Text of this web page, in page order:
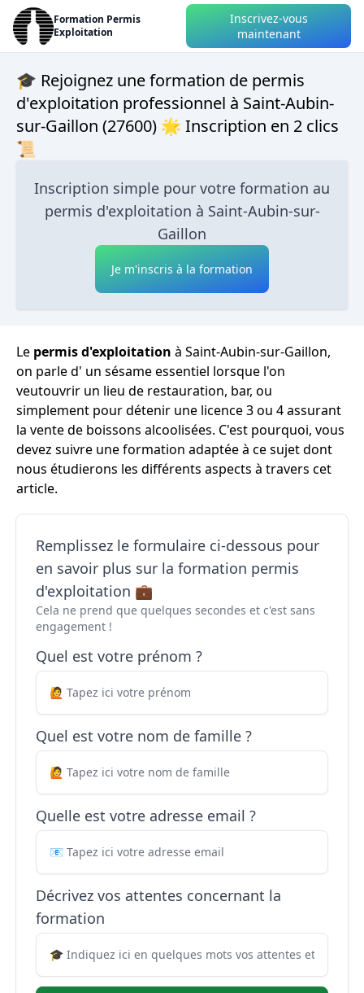
Formation Permis
Exploitation
Inscrivez-vous
maintenant
🎓 Rejoignez une formation de permis
d'exploitation professionnel à Saint-Aubin-
sur-Gaillon (27600) 🌟 Inscription en 2 clics
📜
Inscription simple pour votre formation au
permis d'exploitation à Saint-Aubin-sur-
Gaillon
Je m'inscris à la formation
Le permis d'exploitation à Saint-Aubin-sur-Gaillon,
on parle d' un sésame essentiel lorsque l'on
veutouvrir un lieu de restauration, bar, ou
simplement pour détenir une licence 3 ou 4 assurant
la vente de boissons alcoolisées. C'est pourquoi, vous
devez suivre une formation adaptée à ce sujet dont
nous étudierons les différents aspects à travers cet
article.
Remplissez le formulaire ci-dessous pour
en savoir plus sur la formation permis
d'exploitation 💼
Cela ne prend que quelques secondes et c'est sans
engagement !
Quel est votre prénom ?
Quel est votre nom de famille ?
Quelle est votre adresse email ?
Décrivez vos attentes concernant la
formation